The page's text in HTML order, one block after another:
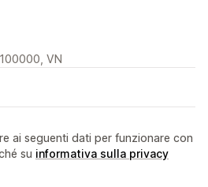
VN
ai seguenti dati per funzionare con
su informativa sulla privacy